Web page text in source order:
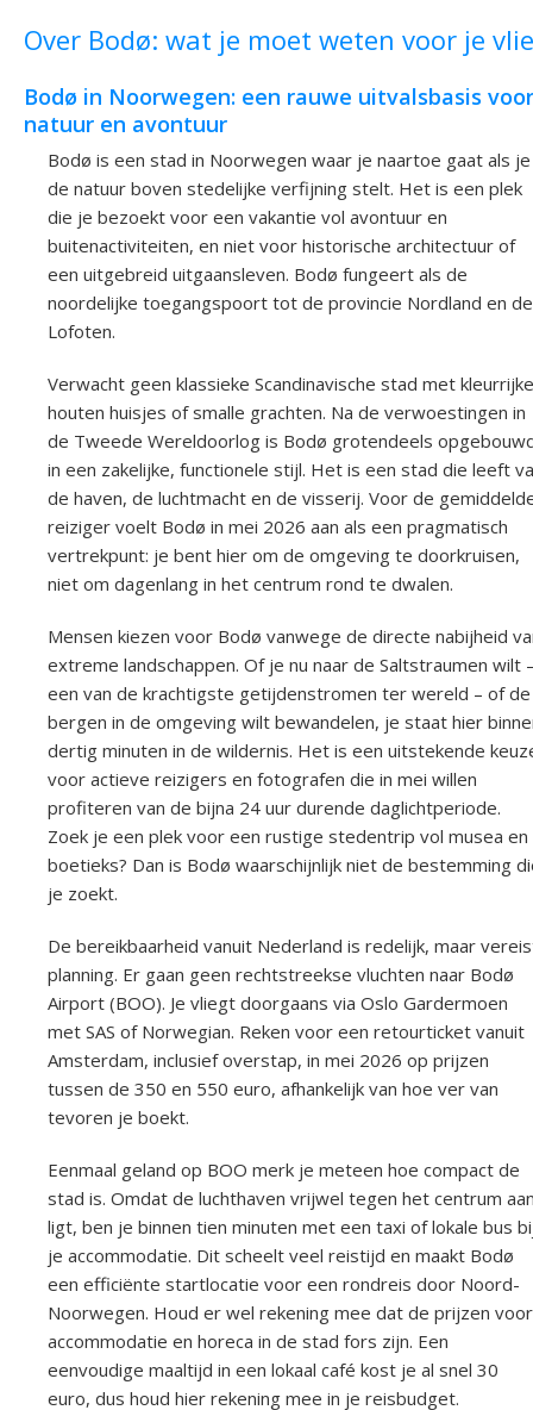
Over Bodø: wat je moet weten voor je
Bodø in Noorwegen: een rauwe uitvalsbasis voor
natuur en avontuur
Bodø is een stad in Noorwegen waar je naartoe gaat als je
de natuur boven stedelijke verfijning stelt. Het is een plek
die je bezoekt voor een vakantie vol avontuur en
buitenactiviteiten, en niet voor historische architectuur of
een uitgebreid uitgaansleven. Bodø fungeert als de
noordelijke toegangspoort tot de provincie Nordland en de
Lofoten.
Verwacht geen klassieke Scandinavische stad met kleurrijke
houten huisjes of smalle grachten. Na de verwoestingen in
de Tweede Wereldoorlog is Bodø grotendeels
in een zakelijke, functionele stijl. Het is een stad die leeft
de haven, de luchtmacht en de visserij. Voor de
reiziger voelt Bodø in mei 2026 aan als een pragmatisch
vertrekpunt: je bent hier om de omgeving te doorkruisen,
niet om dagenlang in het centrum rond te dwalen.
Mensen kiezen voor Bodø vanwege de directe nabijheid
extreme landschappen. Of je nu naar de Saltstraumen wilt
een van de krachtigste getijdenstromen ter wereld – of de
bergen in de omgeving wilt bewandelen, je staat hier
dertig minuten in de wildernis. Het is een uitstekende
voor actieve reizigers en fotografen die in mei willen
profiteren van de bijna 24 uur durende daglichtperiode.
Zoek je een plek voor een rustige stedentrip vol musea en
boetieks? Dan is Bodø waarschijnlijk niet de bestemming
je zoekt.
De bereikbaarheid vanuit Nederland is redelijk, maar
planning. Er gaan geen rechtstreekse vluchten naar Bodø
Airport (BOO). Je vliegt doorgaans via Oslo Gardermoen
met SAS of Norwegian. Reken voor een retourticket vanuit
Amsterdam, inclusief overstap, in mei 2026 op prijzen
tussen de 350 en 550 euro, afhankelijk van hoe ver van
tevoren je boekt.
Eenmaal geland op BOO merk je meteen hoe compact de
stad is. Omdat de luchthaven vrijwel tegen het centrum
ligt, ben je binnen tien minuten met een taxi of lokale bus
je accommodatie. Dit scheelt veel reistijd en maakt Bodø
een efficiënte startlocatie voor een rondreis door Noord-
Noorwegen. Houd er wel rekening mee dat de prijzen voor
accommodatie en horeca in de stad fors zijn. Een
eenvoudige maaltijd in een lokaal café kost je al snel 30
euro, dus houd hier rekening mee in je reisbudget.